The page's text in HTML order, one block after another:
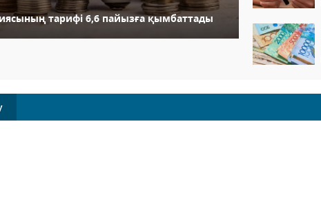
тарифі 6,6 пайызға қымбаттады